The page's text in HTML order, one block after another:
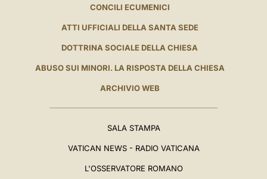
CONCILI ECUMENICI
ATTI UFFICIALI DELLA SANTA SEDE
DOTTRINA SOCIALE DELLA CHIESA
ABUSO SUI MINORI. LA RISPOSTA DELLA CHIESA
ARCHIVIO WEB
SALA STAMPA
VATICAN NEWS - RADIO VATICANA
L'OSSERVATORE ROMANO